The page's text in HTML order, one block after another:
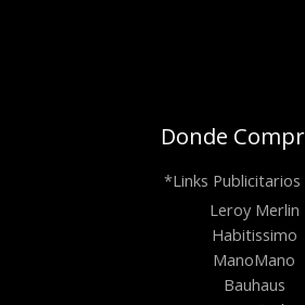
Donde
*Links Publicitarios
Leroy Merlin
Habitissimo
ManoMano
Bauhaus